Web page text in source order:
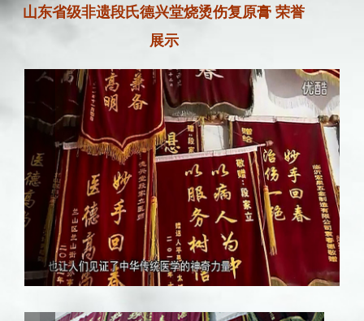
山东省级非遗段氏德兴堂烧烫伤复原膏 荣誉
展示